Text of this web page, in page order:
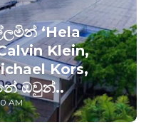
‘Hela
Klein,
Kors,
ඔවුන්..
AM